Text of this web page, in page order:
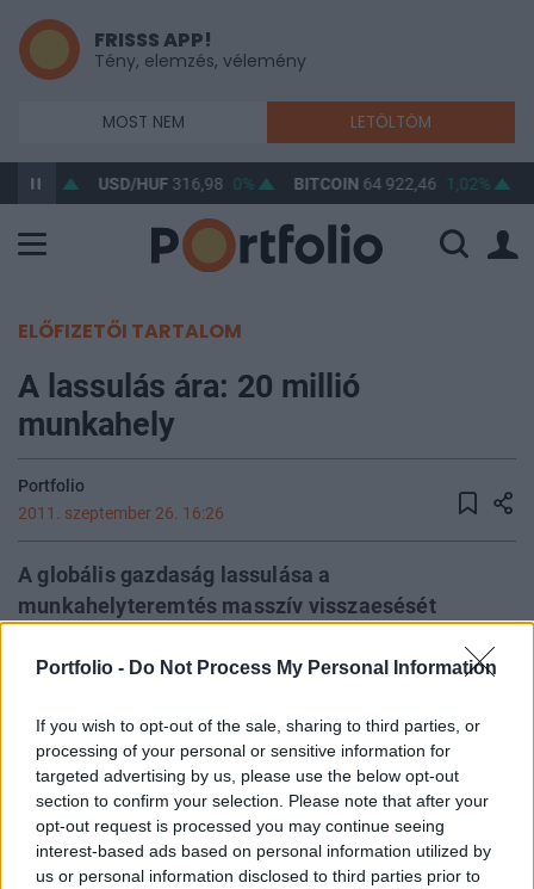
Portfolio - Do Not Process My Personal Information
If you wish to opt-out of the sale, sharing to third parties, or
processing of your personal or sensitive information for
targeted advertising by us, please use the below opt-out
section to confirm your selection. Please note that after your
opt-out request is processed you may continue seeing
interest-based ads based on personal information utilized by
us or personal information disclosed to third parties prior to
FRISSS APP!
Tény, elemzés, vélemény
MOST NEM LETÖLTÖM
0% USD/HUF316,98 0% BITCOIN64 922,46 1,02%
ELŐFIZETŐI TARTALOM
A lassulás ára: 20 millió
munkahely
Portfolio
2011. szeptember 26. 16:26
A globális gazdaság lassulása a
munkahelyteremtés masszív visszaesését
Munkaügyi Szervezete. A szervezet szerint a
foglalkoztatásbővülés kevés lesz ahhoz, hogy a
2008-ban kirobbant válság óta a G20 országokban
megszűnt mintegy 20 millió munkahelyet
visszapótolja.
Határozott együttműködésre szólított fel a munkahelyek